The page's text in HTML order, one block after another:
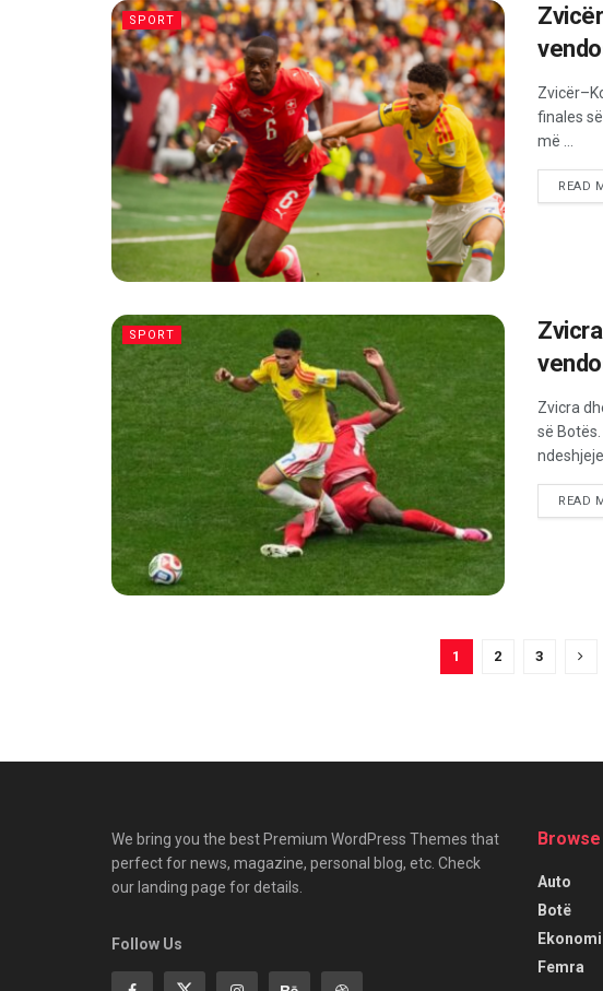
SPORT
finales
më ...
READ
SPORT
Zvicra
së
ndeshjeje
READ
1 2 3
We bring you the best Premium WordPress Themes that
perfect for news, magazine, personal blog, etc. Check
our landing page for details.
Follow Us
Auto
Botë
Ekonomi
Femra